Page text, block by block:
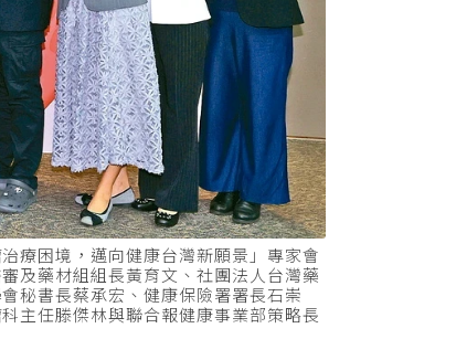
療困境，邁向健康台灣新願景」專家會
及藥材組組長黃育文、社團法人台灣藥
秘書長蔡承宏、健康保險署署長石崇
主任滕傑林與聯合報健康事業部策略長